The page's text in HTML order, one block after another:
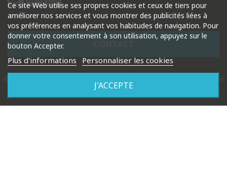
Ce site Web utilise ses propres cookies et ceux de tiers pour
améliorer nos services et vous montrer des publicités liées à
vos préférences en analysant vos habitudes de navigation. Pour
donner votre consentement à son utilisation, appuyez sur le
bouton Accepter.
Plus d'informations Personnaliser les cookies
J'ACCEPTE
site internet Produweb™